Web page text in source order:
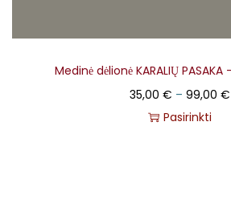
Medinė dėlionė KARALIŲ PASAKA
35,00€ – 99,00€
Pasirinkti